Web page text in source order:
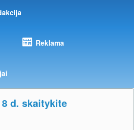
Reklama
d. skaitykite